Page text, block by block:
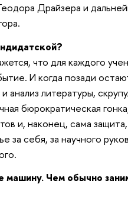
Драйзера и
что для каждого
И когда позади
литературы,
бюрократическая
и, наконец, сама
за себя, за научного
Чем обычно